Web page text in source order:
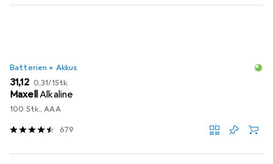
Batterien + Akkus
EUR
31,12 EUR
0,31/1Stk.
MaxellAlkaline
100 Stk., AAA
679